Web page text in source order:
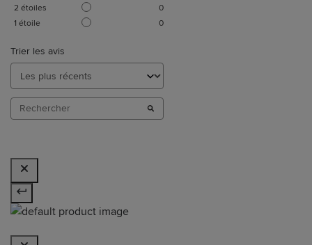
2 étoiles
0
1 étoile 0
Trier les avis